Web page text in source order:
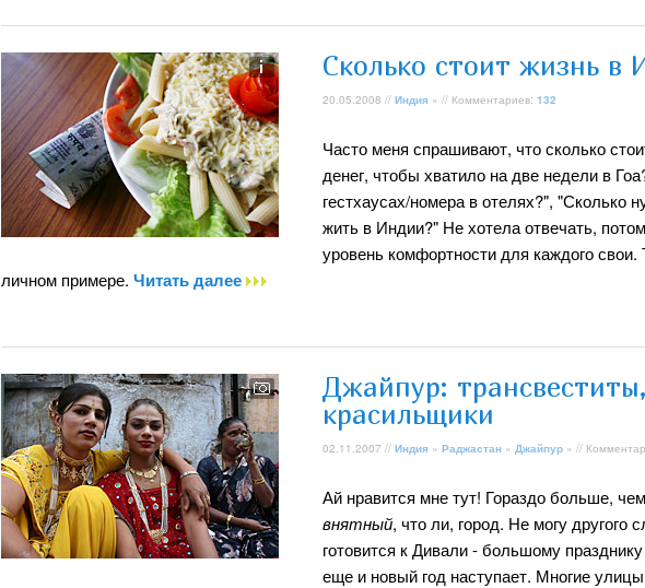
Сколько стоит жизнь в
20.05.2008 // Индия » // Комментариев: 132
Часто меня спрашивают, что сколько
денег, чтобы хватило на две недели в
гестхаусах/номера в отелях?", "Сколько
жить в Индии?" Не хотела отвечать,
уровень комфортности для каждого
личном примере. Читать далее
Джайпур:
красильщики
02.11.2007 // Индия » Раджастан » Джайпур » //
Ай нравится мне тут! Гораздо больше,
внятный, что ли, город. Не могу другого
готовится к Дивали - большому
еще и новый год наступает. Многие